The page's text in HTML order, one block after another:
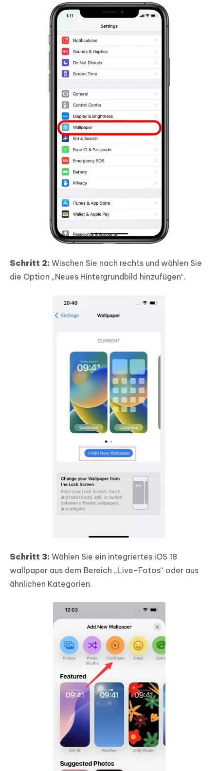
Schritt 2: Wischen Sie nach rechts und wählen Sie
die Option „Neues Hintergrundbild hinzufügen“.
Schritt 3: Wählen Sie ein integriertes iOS 18
wallpaper aus dem Bereich „Live-Fotos“ oder aus
ähnlichen Kategorien.